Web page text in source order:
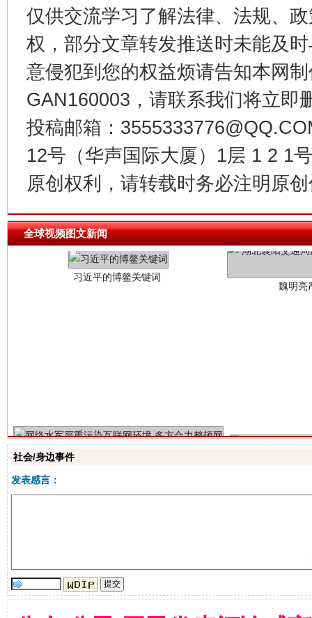
仅供交流学习了解法律、法规、
权，部分文章转发推送时未能及
意侵犯到您的权益烦请告知本网
GAN160003，请联系我们将立即
投稿邮箱：
12号（华声国际大厦）1层 1 2 1
原创权利，请转载时务必注明原
全球视频图文新闻
在谋一域中谋全局
今
揭批美国五大"原罪" "炒
社会/身边事件
发表感言：